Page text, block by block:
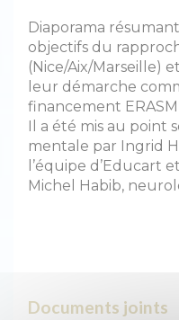
Diaporama
objectifs du
(Nice/Aix/Marseille)
leur démarche
financement
Il a été mis au point
mentale par Ingrid
l’équipe d’Educart
Michel Habib,
Documents joints